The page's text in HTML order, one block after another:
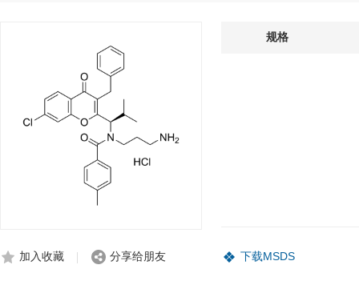
加入收藏 分享给朋友
规格
下载MSDS